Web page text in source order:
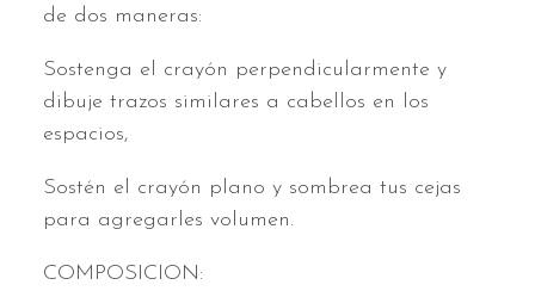
de dos maneras:
Sostenga el crayón perpendicularmente y
dibuje trazos similares a cabellos en los
espacios,
Sostén el crayón plano y sombrea tus cejas
para agregarles volumen.
COMPOSICION: